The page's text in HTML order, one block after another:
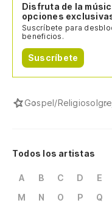
Disfruta de la
opciones
Suscríbete para
beneficios.
Suscríbete
Gospel/Religioso
Todos los artistas
A B C D E
M
N O P Q